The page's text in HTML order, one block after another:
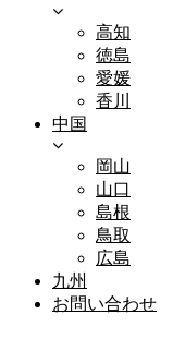
高知
徳島
愛媛
香川
中国
岡山
山口
島根
鳥取
広島
九州
お問い合わせ